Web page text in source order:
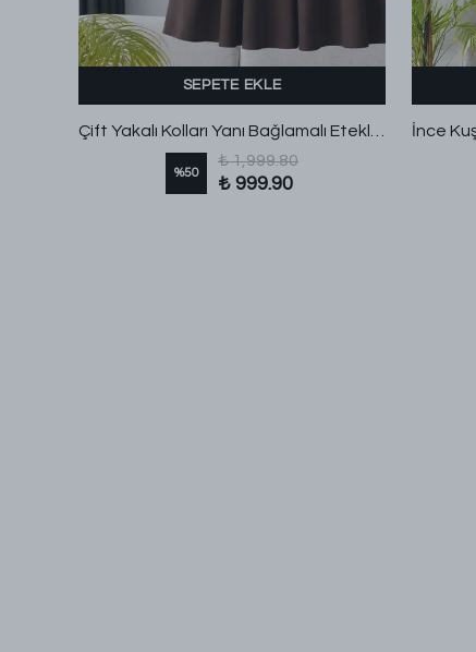
SEPETE EKLE
Çift Yakalı Kolları Yanı Bağlamalı Etekli Dabıl Takım Kahve
%50
₺ 1,999.80
₺ 999.90